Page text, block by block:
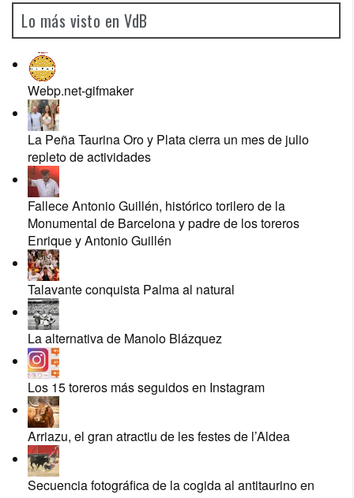
Lo más visto en VdB
Webp.net-gifmaker
La Peña Taurina Oro y Plata cierra un mes de julio
repleto de actividades
Fallece Antonio Guillén, histórico torilero de la
Monumental de Barcelona y padre de los toreros
Enrique y Antonio Guillén
Talavante conquista Palma al natural
La alternativa de Manolo Blázquez
Los 15 toreros más seguidos en Instagram
Arriazu, el gran atractiu de les festes de l’Aldea
Secuencia fotográfica de la cogida al antitaurino en